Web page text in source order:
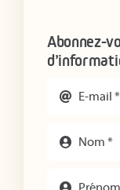
Abonnez-